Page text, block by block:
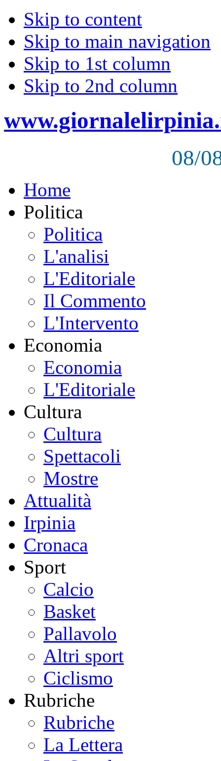
Skip to content
Skip to main navigation
Skip to 1st column
Skip to 2nd column
08/
Home
Politica
Politica
L'analisi
L'Editoriale
Il Commento
L'Intervento
Economia
Economia
L'Editoriale
Cultura
Cultura
Spettacoli
Mostre
Attualità
Irpinia
Cronaca
Sport
Calcio
Basket
Pallavolo
Altri sport
Ciclismo
Rubriche
Rubriche
La Lettera